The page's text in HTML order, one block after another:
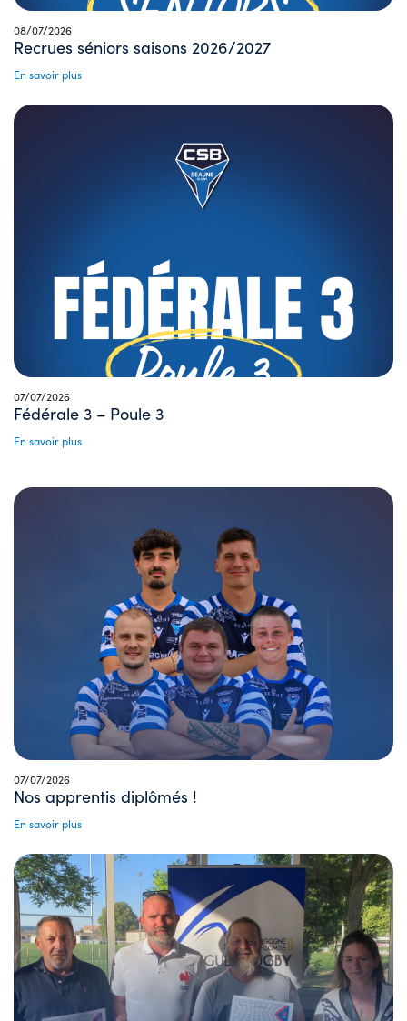
08/07/2026
Recrues séniors saisons 2026/2027
En savoir plus
07/07/2026
Fédérale 3 – Poule 3
En savoir plus
07/07/2026
Nos apprentis diplômés !
En savoir plus